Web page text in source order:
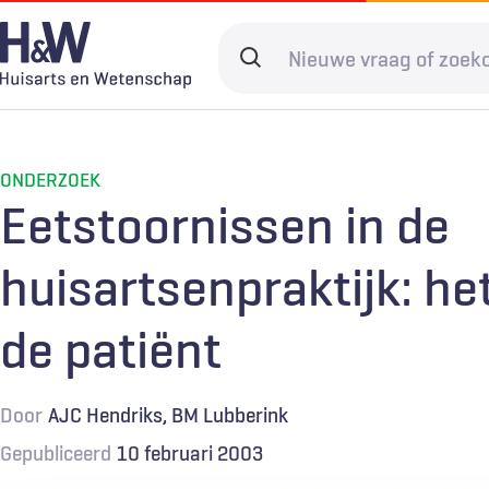
Overslaan
en
naar
gaan
Search
Spoedzorg
Digitale zorg Levenseinde
Abonneren
ONDERZOEK
Eetstoornissen in de
huisartsenpraktijk:
de patiënt
Door AJC Hendriks BM Lubberink
Gepubliceerd 10 februari 2003